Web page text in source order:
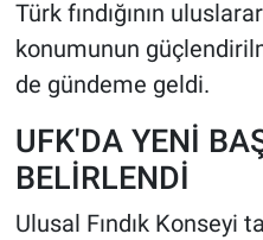
Türk fındığının
konumunun
de gündeme geldi.
UFK'DA YENİ
BELİRLENDİ
Ulusal Fındık Konseyi